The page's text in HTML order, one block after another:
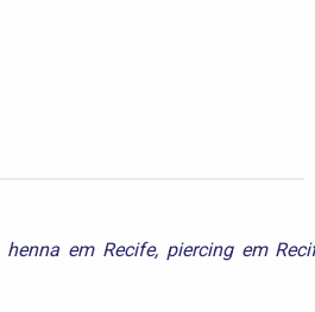
henna em Recife, piercing em